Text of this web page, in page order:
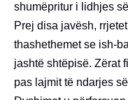
shumëpritur i lidhjes
Prej disa javësh,
thashethemet se ish-
jashtë shtëpisë. Zërat
pas lajmit të ndarjes